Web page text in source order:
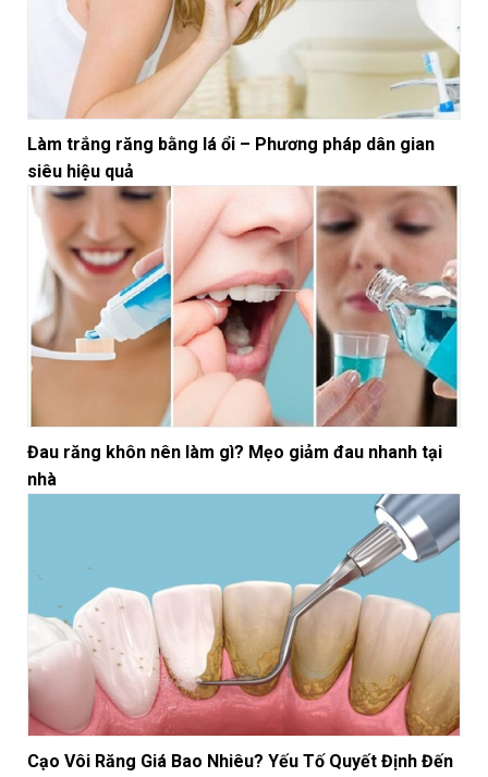
Làm trắng răng bằng lá ổi – Phương pháp dân gian
siêu hiệu quả
Đau răng khôn nên làm gì? Mẹo giảm đau nhanh tại
nhà
Cạo Vôi Răng Giá Bao Nhiêu? Yếu Tố Quyết Định Đến